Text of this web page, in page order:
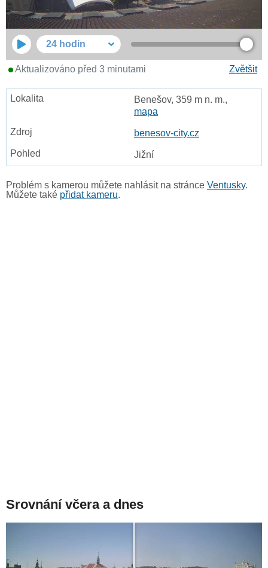
24 hodin
Zvětšit
Aktualizováno před 3 minutami
Benešov, 359 m n. m.,
mapa
benesov-city.cz
Jižní
Problém s kamerou můžete nahlásit na stránce Ventusky.
Můžete také přidat kameru.
Srovnání včera a dnes